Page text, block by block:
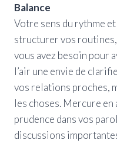
Balance
Votre sens du rythme
structurer vos
vous avez besoin pour
l’air une envie de
vos relations proches,
les choses. Mercure
prudence dans vos
discussions